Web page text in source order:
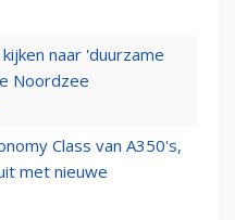
naar 'duurzame
Noordzee
Class van A350's,
met nieuwe